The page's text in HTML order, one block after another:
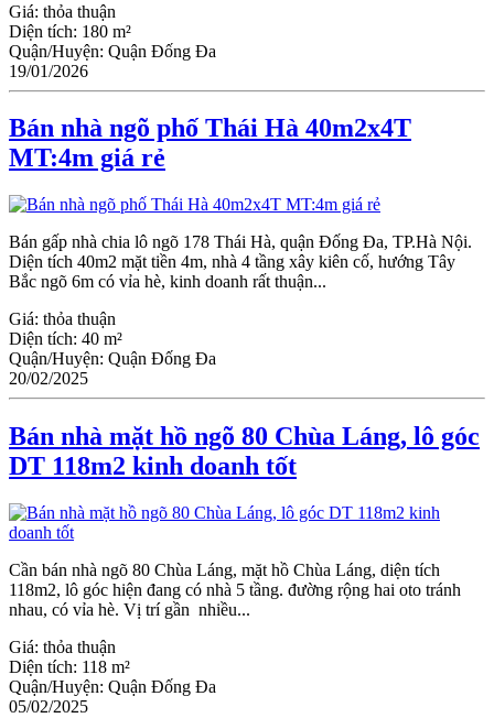
Giá: thỏa thuận
Diện tích: 180 m²
Quận/Huyện: Quận Đống Đa
19/01/2026
Bán nhà ngõ phố Thái Hà 40m2x4T
MT:4m giá rẻ
Bán gấp nhà chia lô ngõ 178 Thái Hà, quận Đống Đa, TP.Hà Nội.
Diện tích 40m2 mặt tiền 4m, nhà 4 tầng xây kiên cố, hướng Tây
Bắc ngõ 6m có vỉa hè, kinh doanh rất thuận...
Giá: thỏa thuận
Diện tích: 40 m²
Quận/Huyện: Quận Đống Đa
20/02/2025
Bán nhà mặt hồ ngõ 80 Chùa Láng, lô góc
DT 118m2 kinh doanh tốt
Cần bán nhà ngõ 80 Chùa Láng, mặt hồ Chùa Láng, diện tích
118m2, lô góc hiện đang có nhà 5 tầng. đường rộng hai oto tránh
nhau, có vỉa hè. Vị trí gần nhiều...
Giá: thỏa thuận
Diện tích: 118 m²
Quận/Huyện: Quận Đống Đa
05/02/2025